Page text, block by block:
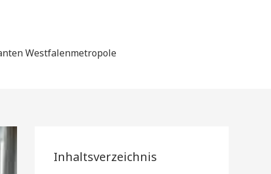
Westfalenmetropole
Inhaltsverzeichnis